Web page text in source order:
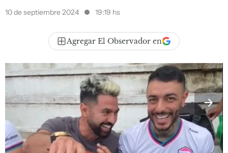
10 de septiembre 2024 19:19 hs
Agregar El Observador en